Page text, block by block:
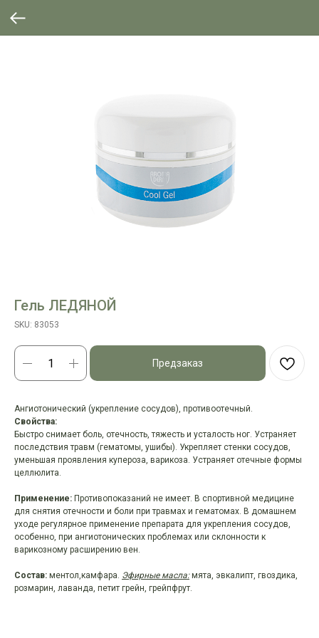
Гель ЛЕДЯНОЙ
SKU: 83053
Предзаказ
Ангиотонический (укрепление сосудов), противоотечный.
Свойства:
Быстро снимает боль, отечность, тяжесть и усталость ног. Устраняет
последствия травм (гематомы, ушибы). Укрепляет стенки сосудов,
уменьшая проявления купероза, варикоза. Устраняет отечные формы
целлюлита.
Применение: Противопоказаний не имеет. В спортивной медицине
для снятия отечности и боли при травмах и гематомах. В домашнем
уходе регулярное применение препарата для укрепления сосудов,
особенно, при ангиотонических проблемах или склонности к
варикозному расширению вен.
Состав: ментол,камфара. Эфирные масла: мята, эвкалипт, гвоздика,
розмарин, лаванда, петит грейн, грейпфрут.